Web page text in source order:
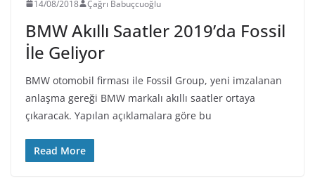
14/08/2018 Çağrı Babuçcuoğlu
BMW Akıllı Saatler 2019’da Fossil
İle Geliyor
BMW otomobil firması ile Fossil Group, yeni imzalanan
anlaşma gereği BMW markalı akıllı saatler ortaya
çıkaracak. Yapılan açıklamalara göre bu
Read More